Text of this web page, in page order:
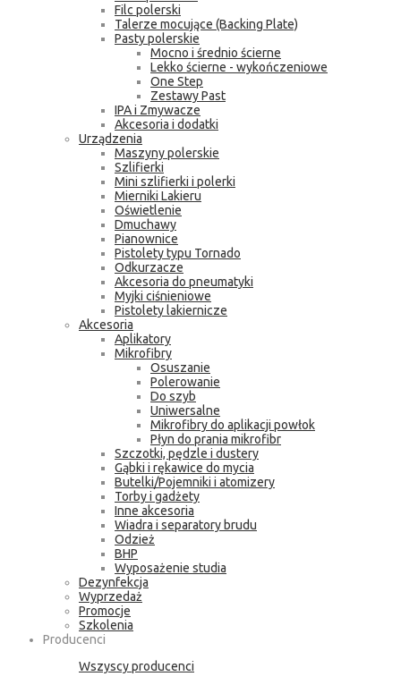
Filc polerski
Talerze mocujące (Backing Plate)
Pasty polerskie
Mocno i średnio ścierne
Lekko ścierne - wykończeniowe
One Step
Zestawy Past
IPA i Zmywacze
Akcesoria i dodatki
Urządzenia
Maszyny polerskie
Szlifierki
Mini szlifierki i polerki
Mierniki Lakieru
Oświetlenie
Dmuchawy
Pianownice
Pistolety typu Tornado
Odkurzacze
Akcesoria do pneumatyki
Myjki ciśnieniowe
Pistolety lakiernicze
Akcesoria
Aplikatory
Mikrofibry
Osuszanie
Polerowanie
Do szyb
Uniwersalne
Mikrofibry do aplikacji powłok
Płyn do prania mikrofibr
Szczotki, pędzle i dustery
Gąbki i rękawice do mycia
Butelki/Pojemniki i atomizery
Torby i gadżety
Inne akcesoria
Wiadra i separatory brudu
Odzież
BHP
Wyposażenie studia
Dezynfekcja
Wyprzedaż
Promocje
Szkolenia
Producenci
Wszyscy producenci